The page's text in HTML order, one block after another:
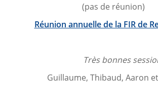
(pas de réunion)
Réunion annuelle de la FIR de
Très bonnes
Guillaume, Thibaud, Aaron